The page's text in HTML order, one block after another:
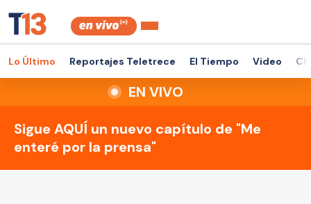
Lo Último Reportajes Teletrece El Tiempo Video
EN VIVO
Sigue AQUÍ un nuevo capítulo de "Me
enteré por la prensa"